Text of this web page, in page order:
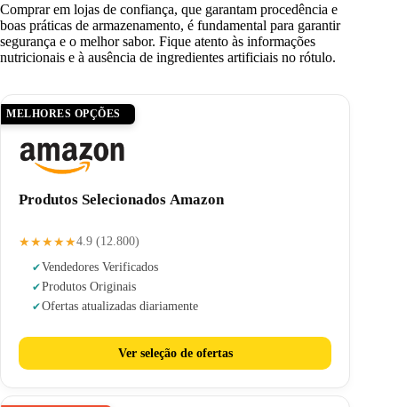
Comprar em lojas de confiança, que garantam procedência e
boas práticas de armazenamento, é fundamental para garantir
segurança e o melhor sabor. Fique atento às informações
nutricionais e à ausência de ingredientes artificiais no rótulo.
MELHORES OPÇÕES
Produtos Selecionados Amazon
★★★★★4.9 (12.800)
Vendedores Verificados
Produtos Originais
Ofertas atualizadas diariamente
Ver seleção de ofertas